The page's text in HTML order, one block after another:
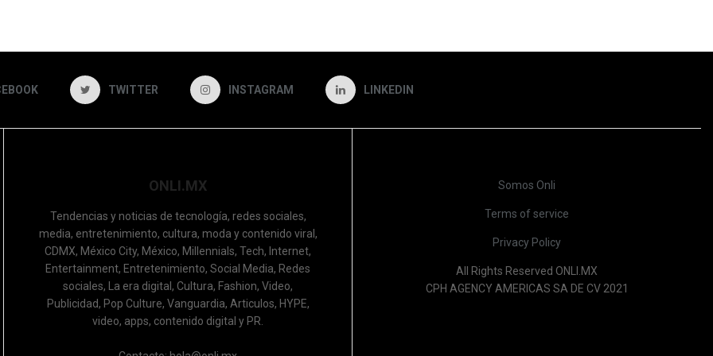
TWITTER INSTAGRAM LINKEDIN
ONLI.MX
Tendencias y noticias de tecnología, redes sociales,
media, entretenimiento, cultura, moda y contenido viral,
CDMX, México City, México, Millennials, Tech, Internet,
Entertainment, Entretenimiento, Social Media, Redes
sociales, La era digital, Cultura, Fashion, Video,
Publicidad, Pop Culture, Vanguardia, Articulos, HYPE,
video, apps, contenido digital y PR.
Somos Onli
Terms of service
Privacy Policy
All Rights Reserved ONLI.MX
CPH AGENCY AMERICAS SA DE CV 2021